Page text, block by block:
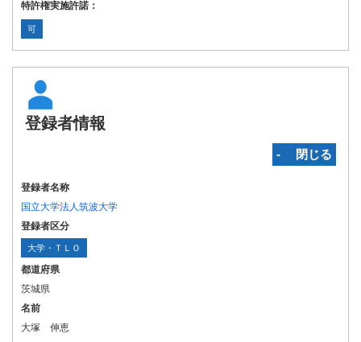
特許権実施許諾：
可
登録者情報
‐ 閉じる
登録者名称
国立大学法人筑波大学
登録者区分
大学・ＴＬＯ
都道府県
茨城県
名前
大塚 伸恵